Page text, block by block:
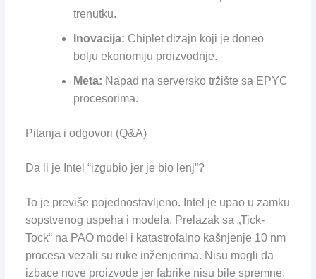
trenutku.
Inovacija: Chiplet dizajn koji je doneo
bolju ekonomiju proizvodnje.
Meta: Napad na serversko tržište sa EPYC
procesorima.
Pitanja i odgovori (Q&A)
Da li je Intel “izgubio jer je bio lenj”?
To je previše pojednostavljeno. Intel je upao u zamku
sopstvenog uspeha i modela. Prelazak sa „Tick-
Tock“ na PAO model i katastrofalno kašnjenje 10 nm
procesa vezali su ruke inženjerima. Nisu mogli da
izbace nove proizvode jer fabrike nisu bile spremne.